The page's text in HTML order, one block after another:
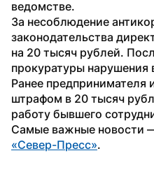
ведомстве.
За несоблюдение
законодательства
на 20 тысяч рублей.
прокуратуры нарушения
Ранее предпринимателя
штрафом в 20 тысяч
работу бывшего
«Север-Пресс».